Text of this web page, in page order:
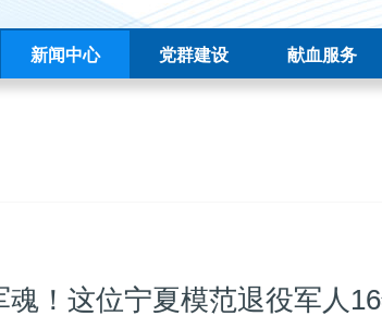
新闻中心 党群建设 献血服务
魂！这位宁夏模范退役军人